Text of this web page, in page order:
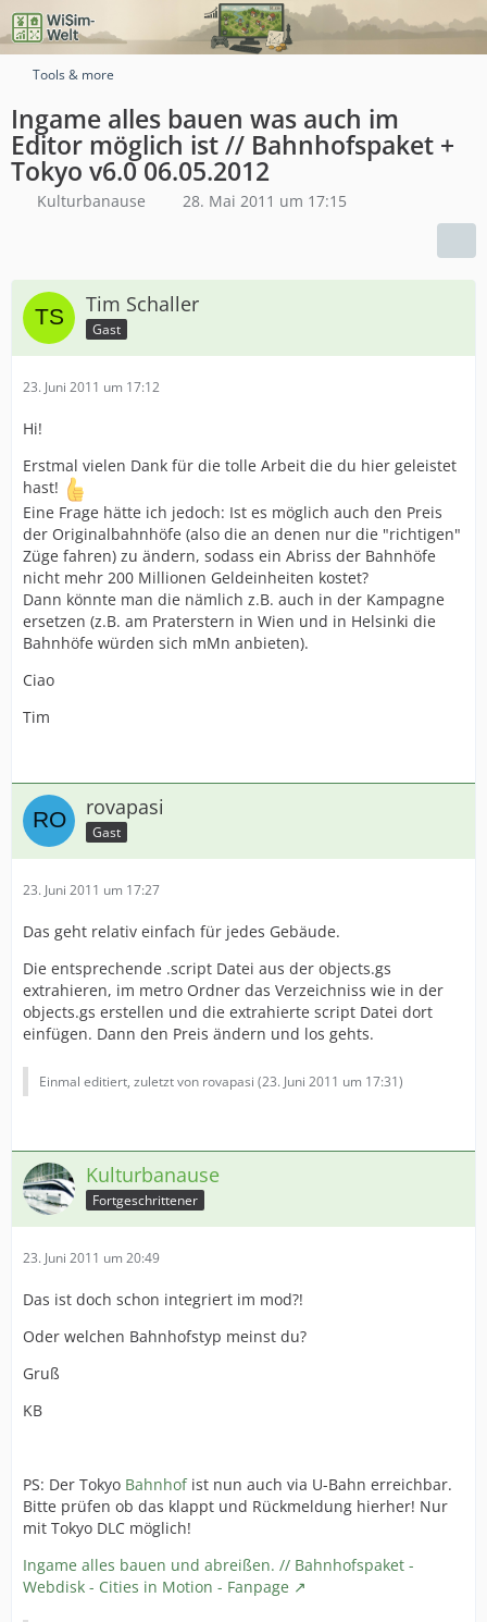
Tools & more
Ingame alles bauen was auch im
Editor möglich ist // Bahnhofspaket +
Tokyo v6.0 06.05.2012
Kulturbanause 28. Mai 2011 um 17:15
Tim Schaller
Gast
23. Juni 2011 um 17:12
Hi!
Erstmal vielen Dank für die tolle Arbeit die du hier geleistet
hast!
Eine Frage hätte ich jedoch: Ist es möglich auch den Preis
der Originalbahnhöfe (also die an denen nur die "richtigen"
Züge fahren) zu ändern, sodass ein Abriss der Bahnhöfe
nicht mehr 200 Millionen Geldeinheiten kostet?
Dann könnte man die nämlich z.B. auch in der Kampagne
ersetzen (z.B. am Praterstern in Wien und in Helsinki die
Bahnhöfe würden sich mMn anbieten).
Ciao
Tim
rovapasi
Gast
23. Juni 2011 um 17:27
Das geht relativ einfach für jedes Gebäude.
Die entsprechende .script Datei aus der objects.gs
extrahieren, im metro Ordner das Verzeichniss wie in der
objects.gs erstellen und die extrahierte script Datei dort
einfügen. Dann den Preis ändern und los gehts.
Einmal editiert, zuletzt von rovapasi (23. Juni 2011 um 17:31)
Kulturbanause
Fortgeschrittener
23. Juni 2011 um 20:49
Das ist doch schon integriert im mod?!
Oder welchen Bahnhofstyp meinst du?
Gruß
KB
PS: Der Tokyo Bahnhofist nun auch via U-Bahn erreichbar.
Bitte prüfen ob das klappt und Rückmeldung hierher! Nur
mit Tokyo DLC möglich!
Ingame alles bauen und abreißen. // Bahnhofspaket -
Webdisk - Cities in Motion - Fanpage